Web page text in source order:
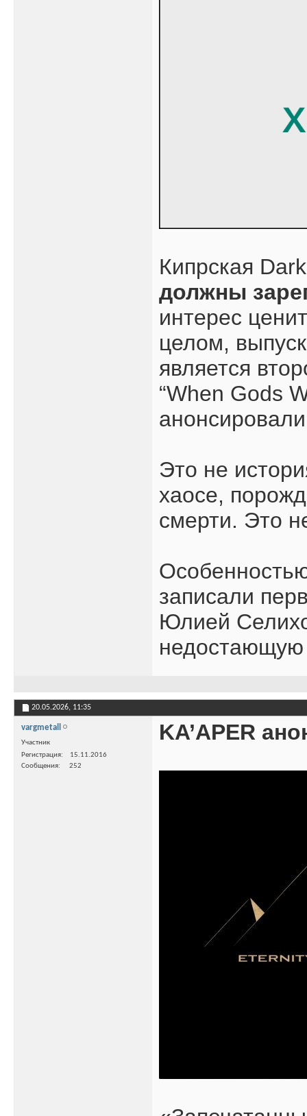
Кипрская
должны
интерес
целом,
является
“When Gods
Это не
хаосе,
смерти. Это
записали
Юлией
недостающую
20.05.2026, 11:35
vargmetall
Участник
Регистрация
15.11.2016
Сообщения
252
KA’APER